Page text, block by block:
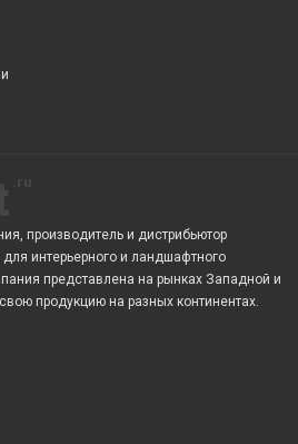
производитель и дистрибьютор
интерьерного и ландшафтного
представлена на рынках Западной и
продукцию на разных континентах.